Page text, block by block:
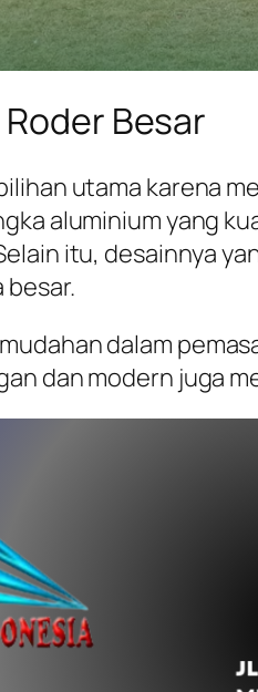
Besar
utama karena
aluminium yang
itu, desainnya
besar.
dalam
dan modern juga